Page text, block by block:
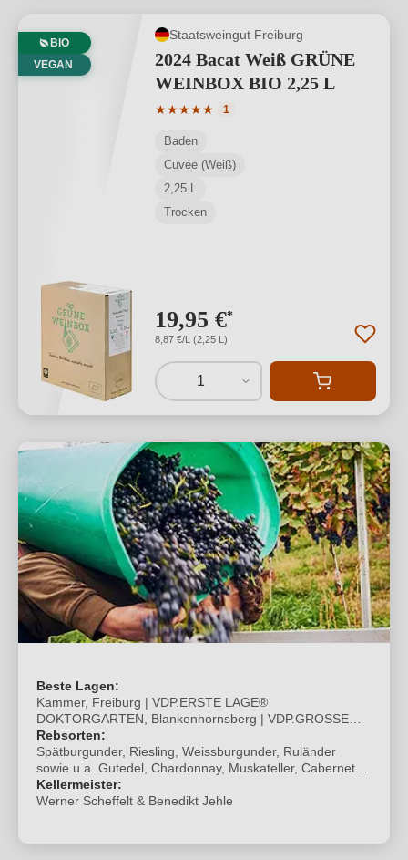
BIO
VEGAN
Staatsweingut Freiburg
2024 Bacat Weiß GRÜNE
WEINBOX BIO 2,25 L
★★★★★
Durchschnittliche Bewertung von 5
1
Baden
Cuvée (Weiß)
2,25 L
Trocken
19,95 €*
8,87 €/L (2,25 L)
1
Beste Lagen:
Kammer, Freiburg | VDP.ERSTE LAGE®
DOKTORGARTEN, Blankenhornsberg | VDP.GROSSE
LAGE® SCHLOSSBERG, Freiburg | VDP.GROSSE
LAGE® Schlossberg Jägerhäusleweg, Freiburg |
VDP.ERSTE LAGE® Jesuitenschloss, Freiburg im
Breisgau | VDP.ERSTE LAGE®
Rebsorten:
Spätburgunder, Riesling, Weissburgunder, Ruländer
sowie u.a. Gutedel, Chardonnay, Muskateller, Cabernet
Carbon, Johanniter
Kellermeister:
Werner Scheffelt & Benedikt Jehle